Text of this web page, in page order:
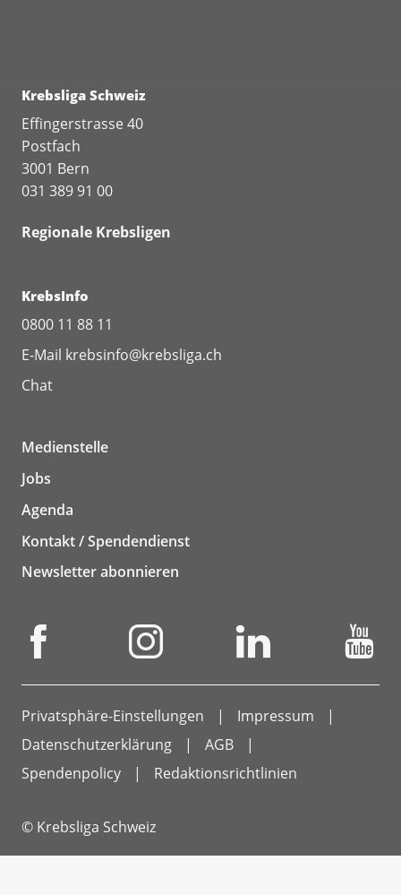
Krebsliga Schweiz
Effingerstrasse 40
Postfach
3001 Bern
031 389 91 00
Regionale Krebsligen
KrebsInfo
0800 11 88 11
E-Mail krebsinfo@krebsliga.ch
Chat
Medienstelle
Jobs
Agenda
Kontakt / Spendendienst
Newsletter abonnieren
Privatsphäre-Einstellungen
Impressum
Datenschutzerklärung
AGB
Spendenpolicy
Redaktionsrichtlinien
© Krebsliga Schweiz